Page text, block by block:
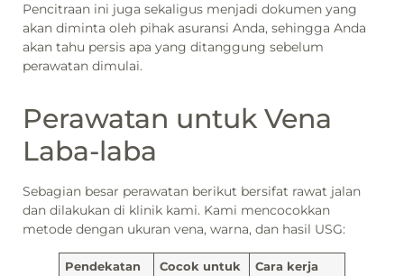
Pencitraan ini juga sekaligus menjadi dokumen yang
akan diminta oleh pihak asuransi Anda, sehingga Anda
akan tahu persis apa yang ditanggung sebelum
perawatan dimulai.
Perawatan untuk Vena
Laba-laba
Sebagian besar perawatan berikut bersifat rawat jalan
dan dilakukan di klinik kami. Kami mencocokkan
metode dengan ukuran vena, warna, dan hasil USG:
Pendekatan Cocok untuk
Cara kerja